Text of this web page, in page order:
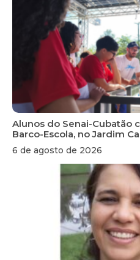
Alunos do Senai-Cubatão
Barco-Escola, no Jardim
6 de agosto de 2026